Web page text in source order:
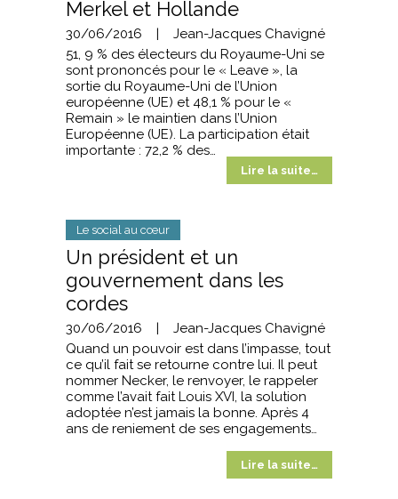
Merkel et Hollande
30/06/2016 |
Jean-Jacques Chavigné
51, 9 % des électeurs du Royaume-Uni se
sont prononcés pour le « Leave », la
sortie du Royaume-Uni de l’Union
européenne (UE) et 48,1 % pour le «
Remain » le maintien dans l’Union
Européenne (UE). La participation était
importante : 72,2 % des…
Lire la suite…
Le social au cœur
Un président et un
gouvernement dans les
cordes
30/06/2016 |
Jean-Jacques Chavigné
Quand un pouvoir est dans l’impasse, tout
ce qu’il fait se retourne contre lui. Il peut
nommer Necker, le renvoyer, le rappeler
comme l’avait fait Louis XVI, la solution
adoptée n’est jamais la bonne. Après 4
ans de reniement de ses engagements…
Lire la suite…